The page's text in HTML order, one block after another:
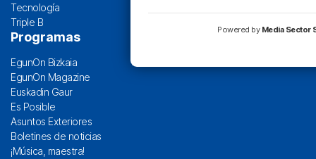
Tecnología
Triple B
Programas
EgunOn Bizkaia
EgunOn Magazine
Euskadin Gaur
Es Posible
Asuntos Exteriores
Boletines de noticias
¡Música, maestra!
Powered by Media Sector